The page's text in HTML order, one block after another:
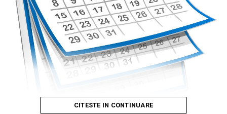
CITESTE IN CONTINUARE